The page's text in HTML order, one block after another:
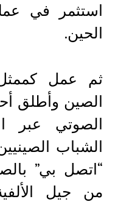
استثمر في
الحين.
الصين وأطلق
الصوتي عبر
“اتصل بي”
من جيل